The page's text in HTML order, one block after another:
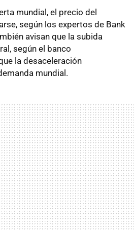
mundial, el precio del
según los expertos de Bank
avisan que la subida
según el banco
la desaceleración
mundial.